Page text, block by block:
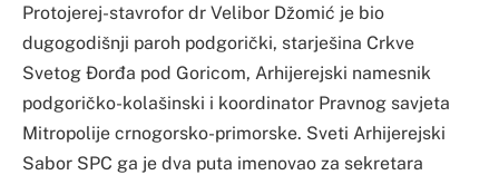
Protojerej-stavrofor dr Velibor Džomić je bio
dugogodišnji paroh podgorički, starješina Crkve
Svetog Đorđa pod Goricom, Arhijerejski namesnik
podgoričko-kolašinski i koordinator Pravnog savjeta
Mitropolije crnogorsko-primorske. Sveti Arhijerejski
Sabor SPC ga je dva puta imenovao za sekretara